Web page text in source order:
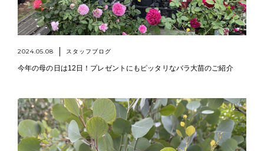
2024.05.08 スタッフブログ
今年の母の日は12日！プレゼントにもピッタリなバラ大苗のご紹介